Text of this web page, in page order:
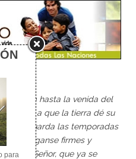
hasta la venida del
a que la tierra dé su
aguarda las temporadas
manténganse firmes y
del Señor, que ya se